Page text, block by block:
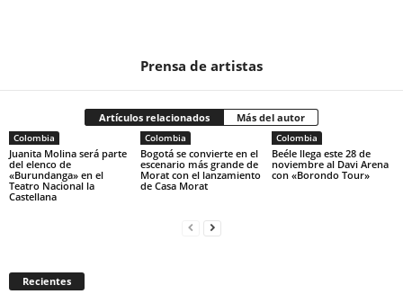
Prensa de artistas
Artículos relacionados Más del autor
Colombia
Juanita Molina será parte
del elenco de
«Burundanga» en el
Teatro Nacional la
Castellana
Colombia
Bogotá se convierte en el
escenario más grande de
Morat con el lanzamiento
de Casa Morat
Colombia
Beéle llega este 28 de
noviembre al Davi Arena
con «Borondo Tour»
Recientes